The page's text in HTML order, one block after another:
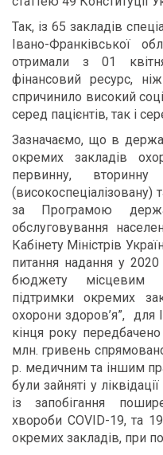
Так, із 65 закладів
Івано-Франківської
отримали з 01
фінансовий ресурс,
спричинило високий
серед пацієнтів, так і
Зазначаємо, що в
окремих закладів
первинну, вторинну
за Програмою
обслуговування
Кабінету Міністрів
питання надання у
бюджету місцевим
підтримки окремих
охорони здоров’я”, для
кінця року
млн. гривень
р. медичним та іншим
були зайняті у
із запобігання
хвороби COVID-19, та
окремих закладів, при